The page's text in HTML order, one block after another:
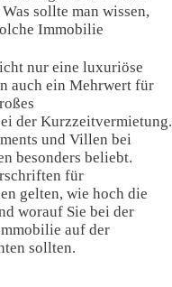
sollte man wissen,
Immobilie
nur eine luxuriöse
auch ein Mehrwert für
der Kurzzeitvermietung.
und Villen bei
besonders beliebt.
für
gelten, wie hoch die
worauf Sie bei der
auf der
sollten.